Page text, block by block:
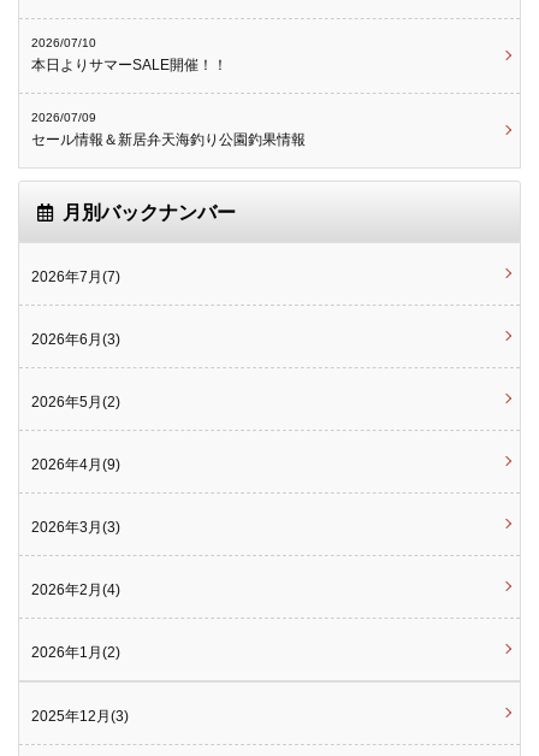
2026/07/10
本日よりサマーSALE開催！！
2026/07/09
セール情報＆新居弁天海釣り公園釣果情報
月別バックナンバー
2026年7月(7)
2026年6月(3)
2026年5月(2)
2026年4月(9)
2026年3月(3)
2026年2月(4)
2026年1月(2)
2025年12月(3)